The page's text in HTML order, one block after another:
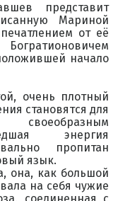
представит
Мариной
от её
начало
очень плотный
становятся для
энергия
пропитан
язык.
она, как большой
на себя чужие